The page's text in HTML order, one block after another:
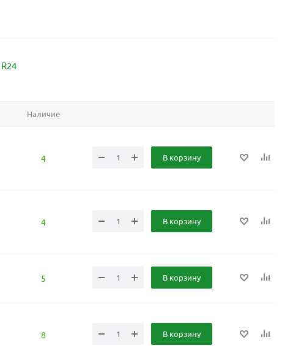
R24
Наличие
4 В корзину
4 В корзину
5 В корзину
8 В корзину